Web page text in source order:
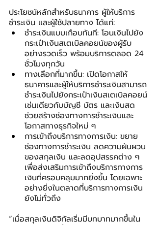
ประโยชน์หลักสำหรับธนาคาร ผู้ให้บริการ
ชำระเงิน และผู้ใช้ปลายทาง ได้แก่:
ชำระเงินแบบเกือบทันที: โอนเงินไปยัง
กระเป๋าเงินสเตเบิลคอยน์ของผู้รับ
อย่างรวดเร็ว พร้อมบริการตลอด 24
ชั่วโมงทุกวัน
ทางเลือกที่มากขึ้น: เปิดโอกาสให้
ธนาคารและผู้ให้บริการชำระเงินสามารถ
ชำระเงินไปยังกระเป๋าเงินสเตเบิลคอยน์
เช่นเดียวกับบัญชี บัตร และเงินสด
ช่วยสร้างช่องทางการชำระเงินและ
โอกาสทางธุรกิจใหม่ ๆ
การเข้าถึงบริการทางการเงิน: ขยาย
ช่องทางการชำระเงิน ลดความผันผวน
ของสกุลเงิน และลดอุปสรรคต่าง ๆ
เพื่อส่งเสริมการเข้าถึงบริการทางการ
เงินที่ครอบคลุมมากยิ่งขึ้น โดยเฉพาะ
อย่างยิ่งในตลาดที่บริการทางการเงิน
ยังไม่ทั่วถึง
“เมื่อสกุลเงินดิจิทัลเริ่มมีบทบาทมากขึ้นใน